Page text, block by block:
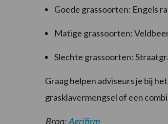
Goede grassoorten: Engels
Matige grassoorten:
Slechte grassoorten:
Graag helpen adviseurs je bij
grasklavermengsel of een
Bron:Agrifirm